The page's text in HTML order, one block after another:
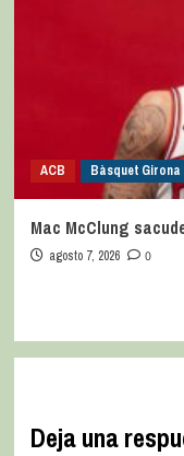
ACB Bàsquet Girona
Mac McClung
agosto 7, 2026 0
Deja una